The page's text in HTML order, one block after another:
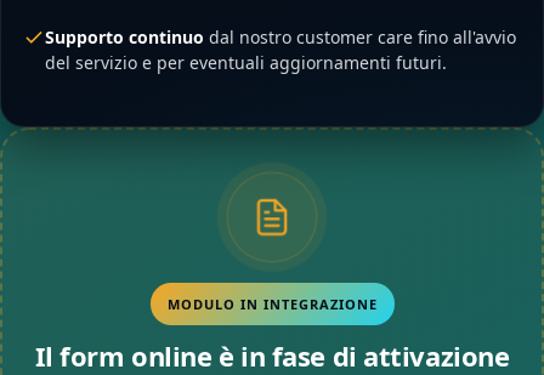
Supporto continuo dal nostro customer care fino all'avvio
del servizio e per eventuali aggiornamenti futuri.
MODULO IN INTEGRAZIONE
Il form online è in fase di attivazione